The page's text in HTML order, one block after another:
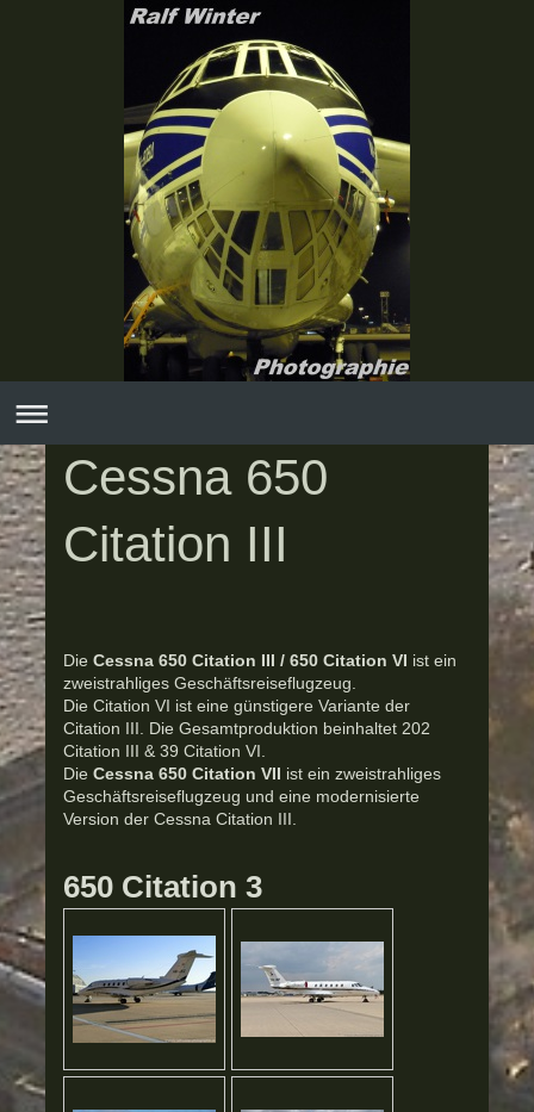
Cessna 650
Citation III
Die Cessna 650 Citation III / 650 Citation VI ist ein
zweistrahliges Geschäftsreiseflugzeug.
Die Citation VI ist eine günstigere Variante der
Citation III. Die Gesamtproduktion beinhaltet 202
Citation III & 39 Citation VI.
Die Cessna 650 Citation VII ist ein zweistrahliges
Geschäftsreiseflugzeug und eine modernisierte
Version der Cessna Citation III.
650 Citation 3